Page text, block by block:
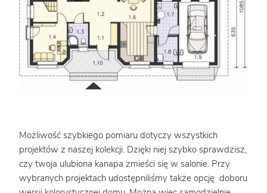
Możliwość szybkiego pomiaru dotyczy wszystkich
projektów z naszej kolekcji. Dzięki niej szybko sprawdzisz,
czy twoja ulubiona kanapa zmieści się w salonie. Przy
wybranych projektach udostępniliśmy także opcję doboru